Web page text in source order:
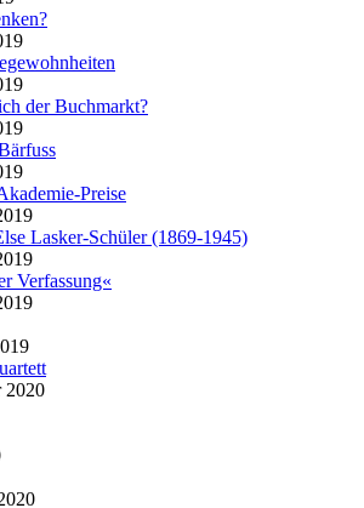
der Buchmarkt?
Preise
Lasker-Schüler (1869-1945)
Verfassung«
2020